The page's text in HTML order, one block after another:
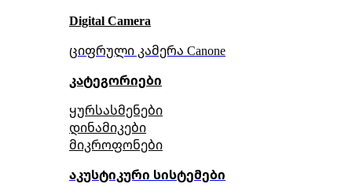
Digital Camera
ციფრული კამერა Сanone
კატეგორიები
ყურსასმენები
დინამიკები
მიკროფონები
აკუსტიკური სისტემები